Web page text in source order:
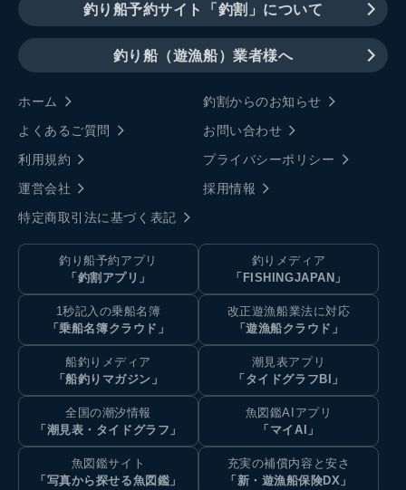
釣り船予約サイト「釣割」について
釣り船（遊漁船）業者様へ
ホーム
釣割からのお知らせ
よくあるご質問
お問い合わせ
利用規約
プライバシーポリシー
運営会社
採用情報
特定商取引法に基づく表記
釣り船予約アプリ
「釣割アプリ」
釣りメディア
「FISHINGJAPAN」
1秒記入の乗船名簿
「乗船名簿クラウド」
改正遊漁船業法に対応
「遊漁船クラウド」
船釣りメディア
「船釣りマガジン」
潮見表アプリ
「タイドグラフBI」
全国の潮汐情報
「潮見表・タイドグラフ」
魚図鑑AIアプリ
「マイAI」
魚図鑑サイト
「写真から探せる魚図鑑」
充実の補償内容と安さ
「新・遊漁船保険DX」